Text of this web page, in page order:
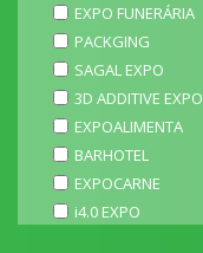
EXPO FUNERÁRIA
PACKGING
SAGAL EXPO
3D ADDITIVE EXPO
EXPOALIMENTA
BARHOTEL
EXPOCARNE
i4.0 EXPO